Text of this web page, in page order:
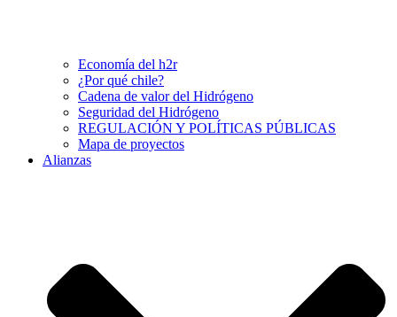
Economía del h2r
¿Por qué chile?
Cadena de valor del Hidrógeno
Seguridad del Hidrógeno
REGULACIÓN Y POLÍTICAS PÚBLICAS
Mapa de proyectos
Alianzas